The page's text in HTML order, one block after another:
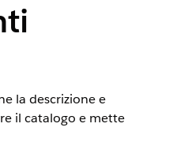
la descrizione e
il catalogo e mette